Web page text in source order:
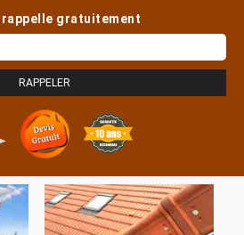
rappelle gratuitement